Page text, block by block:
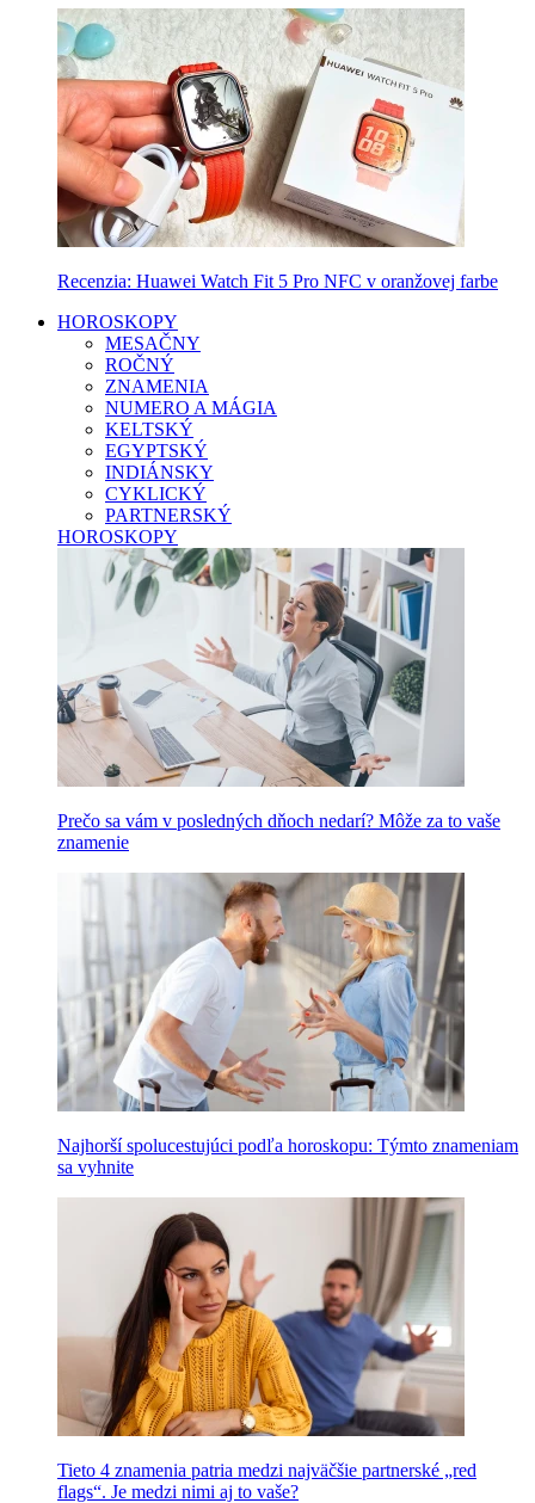
Recenzia: Huawei Watch Fit 5 Pro NFC v oranžovej farbe
HOROSKOPY
MESAČNY
ROČNÝ
ZNAMENIA
NUMERO A MÁGIA
KELTSKÝ
EGYPTSKÝ
INDIÁNSKY
CYKLICKÝ
PARTNERSKÝ
HOROSKOPY
Prečo sa vám v posledných dňoch nedarí? Môže za to vaše
znamenie
Najhorší spolucestujúci podľa horoskopu: Týmto znameniam
sa vyhnite
Tieto 4 znamenia patria medzi najväčšie partnerské „red
flags“. Je medzi nimi aj to vaše?